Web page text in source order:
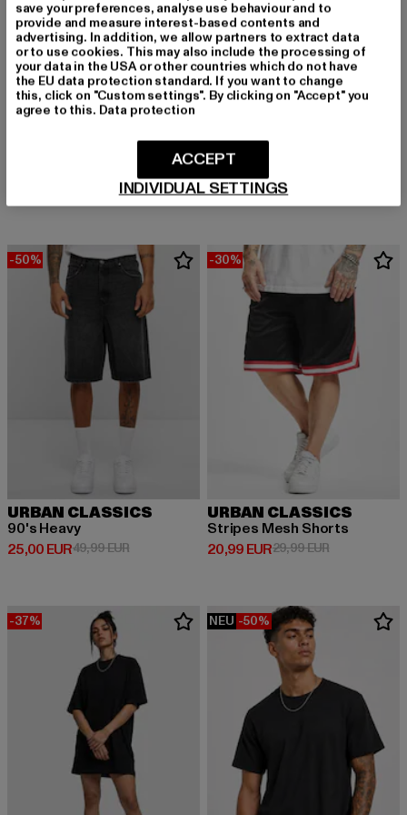
URBAN CLASSICS
Derzeitiger Preis: 12,99 EURAktionspreis: 19,99 EURURBAN CLASSICS
Blank
29,99 EUR
Derzeitiger Preis: 29,99 EUR
49,99 EUR
-50%
URBAN CLASSICS
90's Heavy
25,00 EUR
Derzeitiger Preis: 25,00 EUR
49,99 EURAktionspreis: 49,99 EUR
-30%
URBAN CLASSICS
Stripes Mesh Shorts
20,99 EUR
Derzeitiger Preis: 20,99 EUR
29,99 EURAktionspreis:
-37% NEU -50%
save your preferences, analyse use behaviour and to
provide and measure interest-based contents and
advertising. In addition, we allow partners to extract data
or to use cookies. This may also include the processing of
your data in the USA or other countries which do not have
the EU data protection standard. If you want to change
this, click on "Custom settings". By clicking on "Accept" you
agree to this. Data protection
INDIVIDUAL SETTINGS
ACCEPT